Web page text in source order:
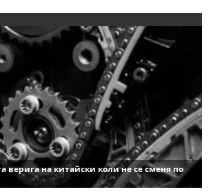
верига на китайски коли не се сменя по